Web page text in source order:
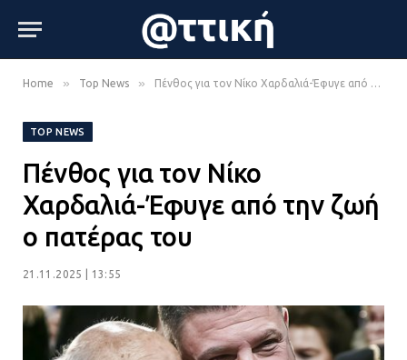
Home » Top News » Πένθος για τον Νίκο Χαρδαλιά-Έφυγε από την ζωή ο πατέρας του
TOP NEWS
Πένθος για τον Νίκο
Χαρδαλιά-Έφυγε από την ζωή
ο πατέρας του
21.11.2025 | 13:55